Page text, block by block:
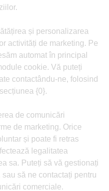
și personalizarea
activități de marketing. Pe
automat în principal
cookie. Vă puteți
contactându-ne, folosind
{0}.
de comunicări
de marketing. Orice
și poate fi retras
legalitatea
sa. Puteți să vă gestionați
sau să ne contactați pentru
comerciale.